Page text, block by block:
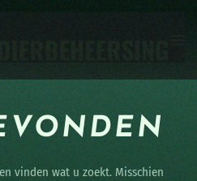
vinden wat u zoekt. Misschien